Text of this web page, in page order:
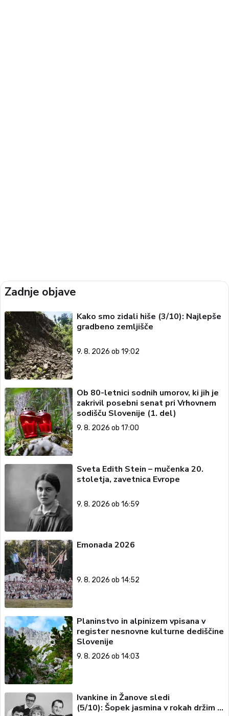
Zadnje objave
Kako smo zidali hiše (3/10): Najlepše
gradbeno zemljišče
9. 8. 2026 ob 19:02
Ob 80-letnici sodnih umorov, ki jih je
zakrivil posebni senat pri Vrhovnem
sodišču Slovenije (1. del)
9. 8. 2026 ob 17:00
Sveta Edith Stein – mučenka 20.
stoletja, zavetnica Evrope
9. 8. 2026 ob 16:59
Emonada 2026
9. 8. 2026 ob 14:52
Planinstvo in alpinizem vpisana v
register nesnovne kulturne dediščine
Slovenije
9. 8. 2026 ob 14:03
Ivankine in Žanove sledi
(5/10): Šopek jasmina v rokah držim …